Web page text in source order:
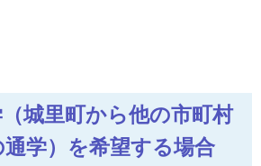
城里町から他の市町村
学）を希望する場合